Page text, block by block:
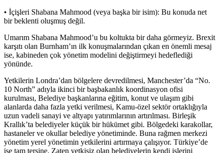
• İçişleri Shabana Mahmood (veya başka bir isim): Bu konuda net
bir beklenti oluşmuş değil.
Umarım Shabana Mahmood’u bu koltukta bir daha görmeyiz. Brexit
karşıtı olan Burnham’ın ilk konuşmalarından çıkan en önemli mesaj
ise, kabineden çok yönetim modelini değiştirmeyi hedeflediği
yönünde.
Yetkilerin Londra’dan bölgelere devredilmesi, Manchester’da “No.
10 North” adıyla ikinci bir başbakanlık koordinasyon ofisi
kurulması, Belediye başkanlarına eğitim, konut ve ulaşım gibi
alanlarda daha fazla yetki verilmesi, Kamu-özel sektör ortaklığıyla
uzun vadeli sanayi ve altyapı yatırımlarının artırılması. Birleşik
Krallık’ta belediyeler küçük bir hükümet gibi. Bölgedeki karakollar,
hastaneler ve okullar belediye yönetiminde. Buna rağmen merkezi
yönetim yerel yönetimin yetkilerini artırmaya çalışıyor. Türkiye’de
ise tam tersine. Zaten yetkisiz olan belediyelerin kendi işlerini